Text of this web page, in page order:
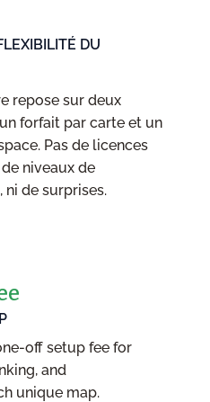
DU
repose sur deux
forfait par carte et un
Pas de licences
niveaux de
de surprises.
off setup fee for
and
unique map.